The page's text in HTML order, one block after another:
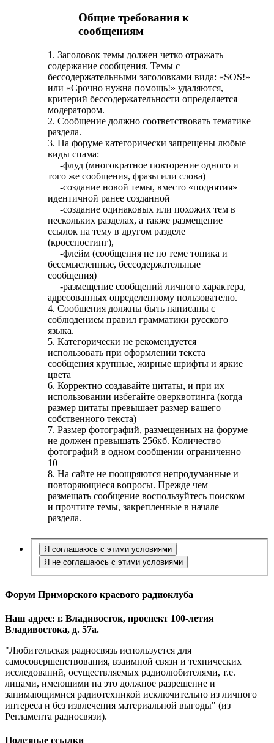
Общие требования к
сообщениям
1. Заголовок темы должен четко отражать
содержание сообщения. Темы с
бессодержательными заголовками вида: «SOS!»
или «Срочно нужна помощь!» удаляются,
критерий бессодержательности определяется
модератором.
2. Сообщение должно соответствовать тематике
раздела.
3. На форуме категорически запрещены любые
виды спама:
-флуд (многократное повторение одного и
того же сообщения, фразы или слова)
-создание новой темы, вместо «поднятия»
идентичной ранее созданной
-создание одинаковых или похожих тем в
нескольких разделах, а также размещение
ссылок на тему в другом разделе
(кросспостинг),
-флейм (сообщения не по теме топика и
бессмысленные, бессодержательные
сообщения)
-размещение сообщений личного характера,
адресованных определенному пользователю.
4. Сообщения должны быть написаны с
соблюдением правил грамматики русского
языка.
5. Категорически не рекомендуется
использовать при оформлении текста
сообщения крупные, жирные шрифты и яркие
цвета
6. Корректно создавайте цитаты, и при их
использовании избегайте оверквотинга (когда
размер цитаты превышает размер вашего
собственного текста)
7. Размер фотографий, размещенных на форуме
не должен превышать 256кб. Количество
фотографий в одном сообщении ограниченно
10
8. На сайте не поощряются непродуманные и
повторяющиеся вопросы. Прежде чем
размещать сообщение воспользуйтесь поиском
и прочтите темы, закрепленные в начале
раздела.
Форум Приморского краевого радиоклуба
Наш адрес: г. Владивосток, проспект 100-летия
Владивостока, д. 57а.
"Любительская радиосвязь используется для
самосовершенствования, взаимной связи и технических
исследований, осуществляемых радиолюбителями, т.е.
лицами, имеющими на это должное разрешение и
занимающимися радиотехникой исключительно из личного
интереса и без извлечения материальной выгоды" (из
Регламента радиосвязи).
Полезные ссылки